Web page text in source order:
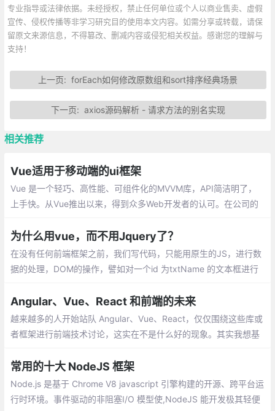
专业指导或法律依据。未经授权，禁止任何单位或个人以商业售卖、虚假
宣传、侵权传播等非学习研究目的使用本文内容。如需分享或转载，请保
留原文来源信息，不得篡改、删减内容或侵犯相关权益。感谢您的理解与
支持！
上一页:forEach如何修改原数组和sort排序经典场景
下一页: axios源码解析 - 请求方法的别名实现
相关推荐
Vue适用于移动端的ui框架
Vue 是一个轻巧、高性能、可组件化的MVVM库，API简洁明了，
上手快。从Vue推出以来，得到众多Web开发者的认可。在公司的
并投入正式使用
为什么用vue，而不用Jquery了？
在没有任何前端框架之前，我们写代码，只能用原生的JS，进行数
据的处理，DOM的操作，譬如对一个id 为txtName 的文本框进行
就是金钱的年代，显然不是很好的方式。
Angular、Vue、React 和前端的未来
越来越多的人开始站队 Angular、Vue、React，仅仅围绕这些库或
者框架进行前端技术讨论，这实在不是什么好的现象。其实我想基
量，消除一些我个人认为的前端社区不太好的风气。
常用的十大 NodeJS 框架
Node.js 是基于 Chrome V8 javascript 引擎构建的开源、跨平台运
行时环境。事件驱动的非阻塞I/O 模型使,NodeJS 能开发极其轻便